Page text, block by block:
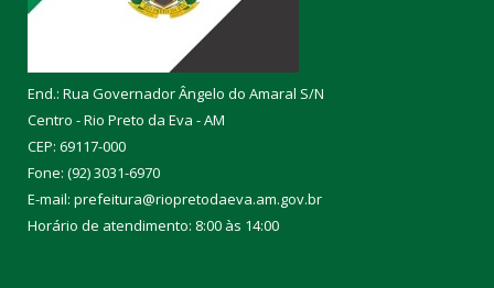
End.: Rua Governador Ângelo do Amaral S/N
Centro - Rio Preto da Eva - AM
CEP: 69117-000
Fone: (92) 3031-6970
E-mail: prefeitura@riopretodaeva.am.gov.br
Horário de atendimento: 8:00 às 14:00